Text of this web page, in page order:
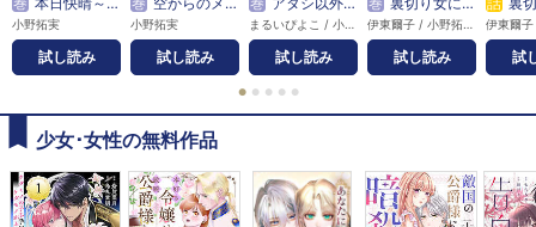
小野拓実
試し読み
小野拓実
試し読み 試し読み 試し読み 試
● ● ● ● ●
少女･女性の無料作品